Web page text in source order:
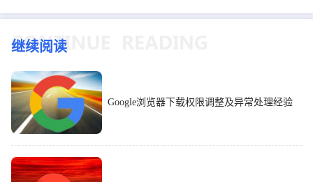
继续阅读
Google浏览器下载权限调整及异常处理经验